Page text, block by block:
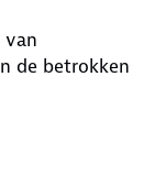
van
de betrokken